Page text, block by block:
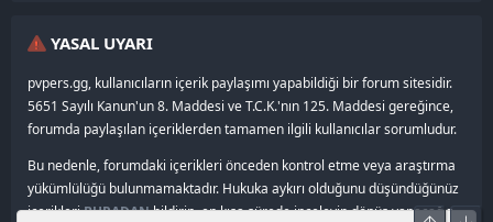
YASAL UYARI
pvpers.gg, kullanıcıların içerik paylaşımı yapabildiği bir forum sitesidir.
5651 Sayılı Kanun'un 8. Maddesi ve T.C.K.'nın 125. Maddesi gereğince,
forumda paylaşılan içeriklerden tamamen ilgili kullanıcılar sorumludur.
Bu nedenle, forumdaki içerikleri önceden kontrol etme veya araştırma
yükümlülüğü bulunmamaktadır. Hukuka aykırı olduğunu düşündüğünüz
içerikleriBURADANbildirin, en kısa sürede inceleyip dönüş yapacağız.